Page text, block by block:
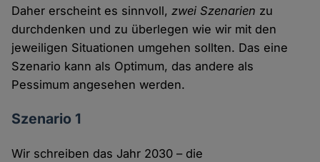
Daher erscheint es sinnvoll,zwei Szenarien zu
durchdenken und zu überlegen wie wir mit den
jeweiligen Situationen umgehen sollten. Das eine
Szenario kann als Optimum, das andere als
Pessimum angesehen werden.
Szenario 1
Wir schreiben das Jahr 2030 – die